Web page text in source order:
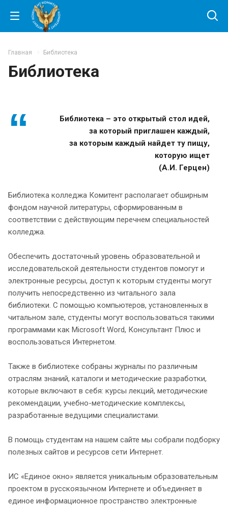
Главная Библиотека
Библиотека
Библиотека – это открытый стол идей,
за который приглашен каждый,
за которым каждый найдет ту пищу,
которую ищет
(А.И. Герцен)
Библиотека колледжа Комитент располагает обширным
фондом научной литературы, сформированным в
соответствии с действующим перечнем специальностей
колледжа.
Обеспечить достаточный уровень образовательной и
исследовательской деятельности студентов помогут и
электронные ресурсы, доступ к которым студенты могут
получить непосредственно из читального зала
библиотеки. С помощью компьютеров, установленных в
читальном зале, студенты могут воспользоваться такими
программами как Microsoft Word, Консультант Плюс и
воспользоваться Интернетом.
Также в библиотеке собраны журналы по различным
отраслям знаний, каталоги и методические разработки,
которые включают в себя: курсы лекций, методические
рекомендации, учебно-методические комплексы,
разработанные ведущими специалистами.
В помощь студентам на нашем сайте мы собрали подборку
полезных сайтов и ресурсов сети Интернет.
ИС «Единое окно» является уникальным образовательным
проектом в русскоязычном Интернете и объединяет в
единое информационное пространство электронные